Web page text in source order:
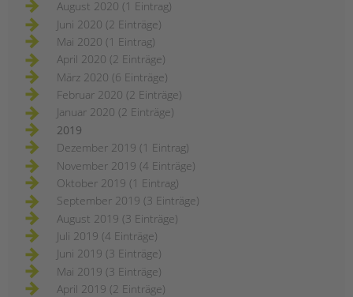
August 2020 (1 Eintrag)
Juni 2020 (2 Einträge)
Mai 2020 (1 Eintrag)
April 2020 (2 Einträge)
März 2020 (6 Einträge)
Februar 2020 (2 Einträge)
Januar 2020 (2 Einträge)
2019
Dezember 2019 (1 Eintrag)
November 2019 (4 Einträge)
Oktober 2019 (1 Eintrag)
September 2019 (3 Einträge)
August 2019 (3 Einträge)
Juli 2019 (4 Einträge)
Juni 2019 (3 Einträge)
Mai 2019 (3 Einträge)
April 2019 (2 Einträge)